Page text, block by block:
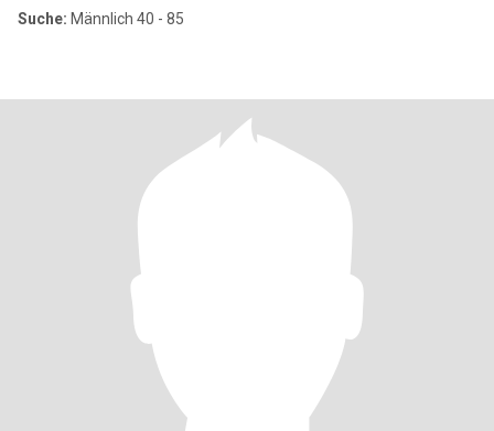
Suche: Männlich 40 - 85